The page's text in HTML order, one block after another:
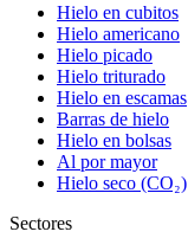
Hielo en cubitos
Hielo americano
Hielo picado
Hielo triturado
Hielo en escamas
Barras de hielo
Hielo en bolsas
Al por mayor
Hielo seco (CO₂)
Sectores